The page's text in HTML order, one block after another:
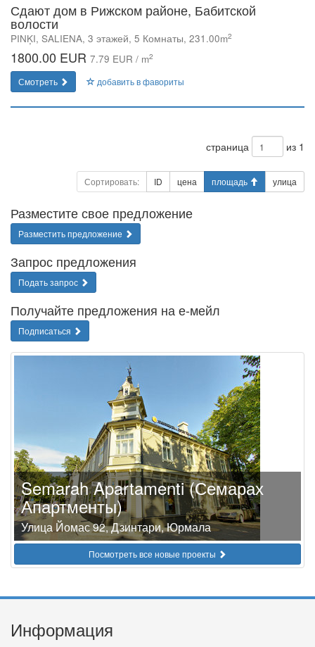
Сдают дом в Рижском районе, Бабитской
волости
PINĶI, SALIENA, 3 этажей, 5 Комнаты, 231.00m2
1800.00 EUR 7.79 EUR / m2
Смотреть добавить в фавориты
страница из 1
Сортировать: ID цена площадь улица
Разместите свое предложение
Разместить предложение
Запрос предложения
Подать запрос
Получайте предложения на е-мейл
Подписаться
Semarah Apartamenti (Семарах
Апартменты)
Улица Йомас 92, Дзинтари, Юрмала
Посмотреть все новые проекты
Информация